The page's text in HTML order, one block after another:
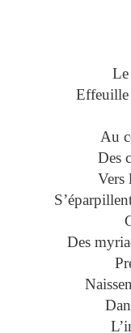
Effeuille
Au
Des
Vers
Des